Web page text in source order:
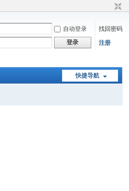
自动登录
找回密码
登录 注册
快捷导航